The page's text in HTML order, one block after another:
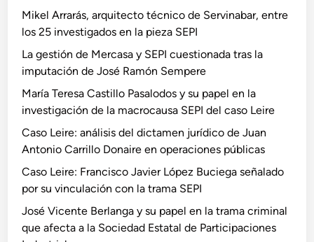
Mikel Arrarás, arquitecto técnico de Servinabar, entre
los 25 investigados en la pieza SEPI
La gestión de Mercasa y SEPI cuestionada tras la
imputación de José Ramón Sempere
María Teresa Castillo Pasalodos y su papel en la
investigación de la macrocausa SEPI del caso Leire
Caso Leire: análisis del dictamen jurídico de Juan
Antonio Carrillo Donaire en operaciones públicas
Caso Leire: Francisco Javier López Buciega señalado
por su vinculación con la trama SEPI
José Vicente Berlanga y su papel en la trama criminal
que afecta a la Sociedad Estatal de Participaciones